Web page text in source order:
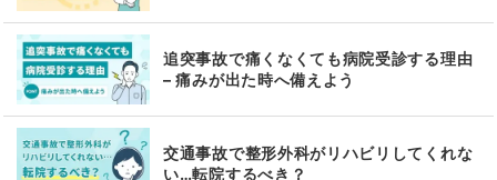
追突事故で痛くなくても病院受診する理由
– 痛みが出た時へ備えよう
交通事故で整形外科がリハビリしてくれな
い…転院するべき？